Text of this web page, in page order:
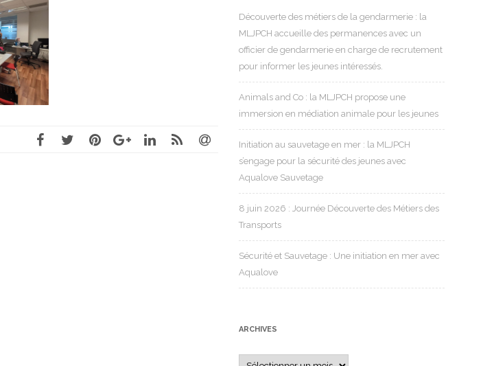
Découverte des métiers de la gendarmerie : la
MLJPCH accueille des permanences avec un
officier de gendarmerie en charge de recrutement
pour informer les jeunes intéressés.
Animals and Co : la MLJPCH propose une
immersion en médiation animale pour les jeunes
Initiation au sauvetage en mer : la MLJPCH
s’engage pour la sécurité des jeunes avec
Aqualove Sauvetage
8 juin 2026 : Journée Découverte des Métiers des
Transports
Sécurité et Sauvetage : Une initiation en mer avec
Aqualove
ARCHIVES
Archives